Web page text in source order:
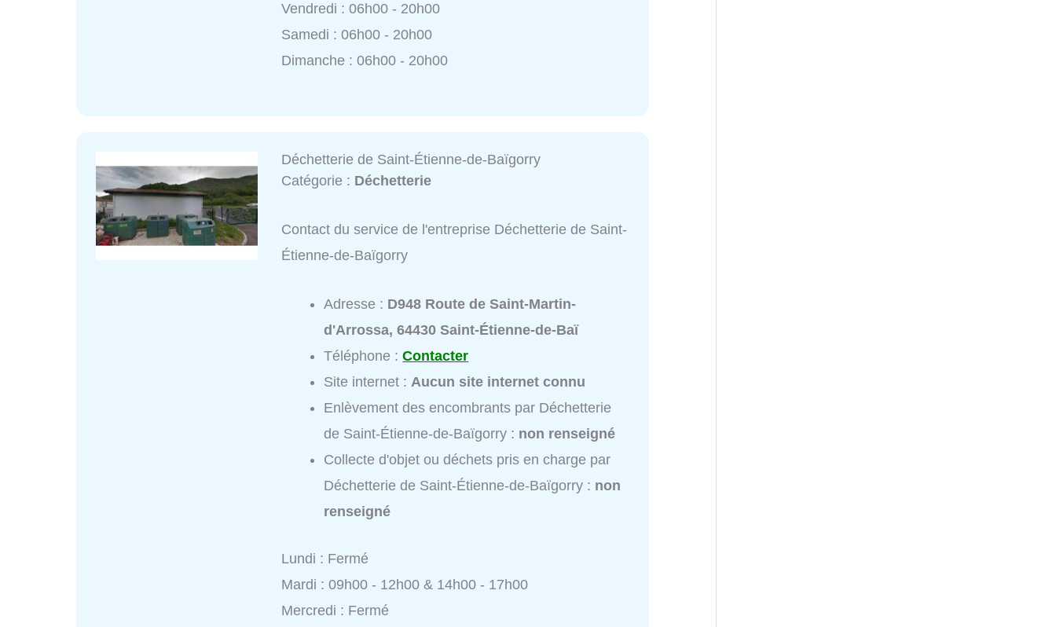
Vendredi : 06h00 - 20h00
Samedi : 06h00 - 20h00
Dimanche : 06h00 - 20h00
Déchetterie de Saint-Étienne-de-Baïgorry
Catégorie : Déchetterie
Contact du service de l'entreprise Déchetterie de Saint-
Étienne-de-Baïgorry
Adresse : D948 Route de Saint-Martin-
d'Arrossa, 64430 Saint-Étienne-de-Baï
Téléphone :Contacter
Site internet : Aucun site internet connu
Enlèvement des encombrants par Déchetterie
de Saint-Étienne-de-Baïgorry : non renseigné
Collecte d'objet ou déchets pris en charge par
Déchetterie de Saint-Étienne-de-Baïgorry : non
renseigné
Lundi : Fermé
Mardi : 09h00 - 12h00 & 14h00 - 17h00
Mercredi : Fermé